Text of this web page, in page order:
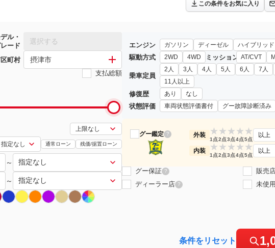
この条件をお気に入り
ル・
ード
選択する
町村 摂津市
支払総額
通常ローン 残価/据置ローン
～
～
エンジン ガソリン ディーゼル ハイブリッド
駆動方式 2WD 4WD ミッション AT/CVT
乗車定員
2人 3人 4人 5人 6人 7人
11人以上
修復歴 あり なし
状態評価 車両状態評価書付 グー故障診断済み
グー鑑定 ? 外装 ★
1点
★
2点
★
3点
★
4点
★
5点
以上
内装 ★
1点
★
2点
★
3点
★
4点
★
5点
以上
グー保証 ? 販売
ディーラー店 ? 未使
条件をリセット